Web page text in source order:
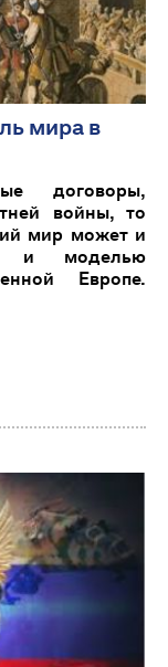
мира в
договоры,
войны, то
мир может и
и моделью
Европе.